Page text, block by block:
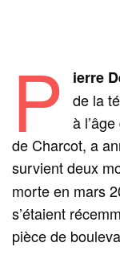
P ierre
de la
à
de Charcot, a
survient deux
morte en mars
s’étaient
pièce de